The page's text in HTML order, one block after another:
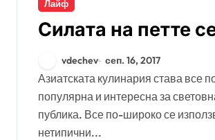
Лайф
Силата на петте
vdechev сеп. 16, 2017
Азиатската кулинария става все по-
популярна и интересна за
публика. Все по-широко се
нетипични...